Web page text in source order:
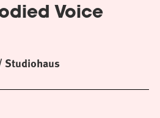
Voice
Studiohaus